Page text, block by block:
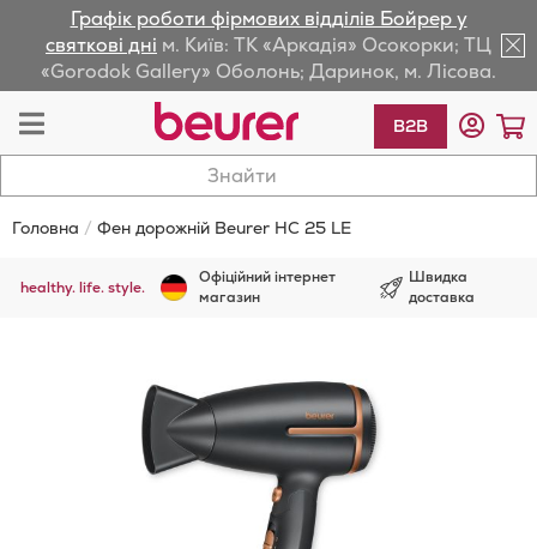
Графік роботи фірмових відділів Бойрер у
святкові дні м. Київ: ТК «Аркадія» Осокорки; ТЦ
«Gorodok Gallery» Оболонь; Даринок, м. Лісова.
Toggle
Nav
B2B
Головна Фен дорожній Beurer HC 25 LE
healthy. life. style.
Офіційний інтернет
магазин
Швидка
доставка